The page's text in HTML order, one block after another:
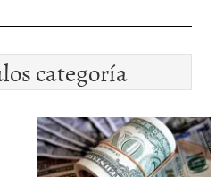
categoría